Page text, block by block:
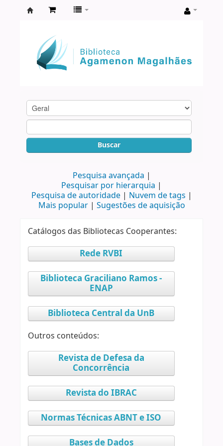
Agamenon
Magalhães
Buscar
Pesquisa avançada
Pesquisar por hierarquia
Pesquisa de autoridade
Nuvem de tags
Mais popular
Sugestões de aquisição
Catálogos das Bibliotecas Cooperantes:
Rede RVBI
Biblioteca Graciliano Ramos -
ENAP
Biblioteca Central da UnB
Outros conteúdos:
Revista de Defesa da
Concorrência
Revista do IBRAC
Normas Técnicas ABNT e ISO
Bases de Dados